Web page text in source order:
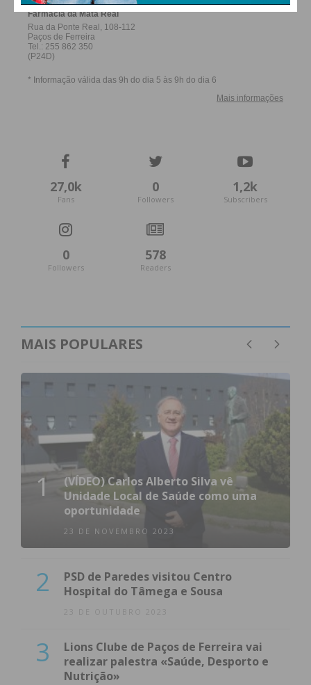
27,0k
Fans
0
Followers
1,2k
Subscribers
0
Followers
578
Readers
MAIS POPULARES
1
(VÍDEO) Carlos Alberto Silva vê
Unidade Local de Saúde como uma
oportunidade
23 DE NOVEMBRO 2023
2
PSD de Paredes visitou Centro
Hospital do Tâmega e Sousa
23 DE OUTUBRO 2023
3
Lions Clube de Paços de Ferreira vai
realizar palestra «Saúde, Desporto e
Nutrição»